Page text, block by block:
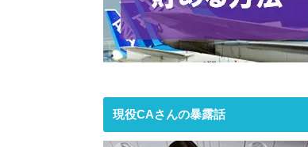
現役CAさんの暴露話